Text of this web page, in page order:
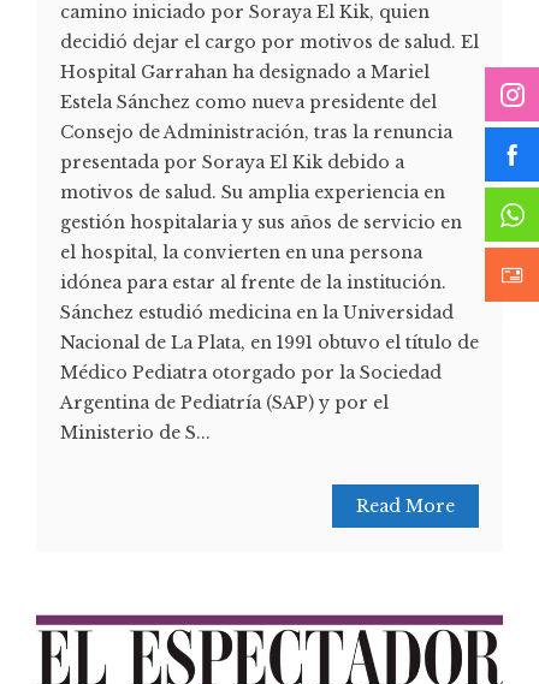
camino iniciado por Soraya El Kik, quien
decidió dejar el cargo por motivos de salud. El
Hospital Garrahan ha designado a Mariel
Estela Sánchez como nueva presidente del
Consejo de Administración, tras la renuncia
presentada por Soraya El Kik debido a
motivos de salud. Su amplia experiencia en
gestión hospitalaria y sus años de servicio en
el hospital, la convierten en una persona
idónea para estar al frente de la institución.
Sánchez estudió medicina en la Universidad
Nacional de La Plata, en 1991 obtuvo el título de
Médico Pediatra otorgado por la Sociedad
Argentina de Pediatría (SAP) y por el
Ministerio de S...
Read More